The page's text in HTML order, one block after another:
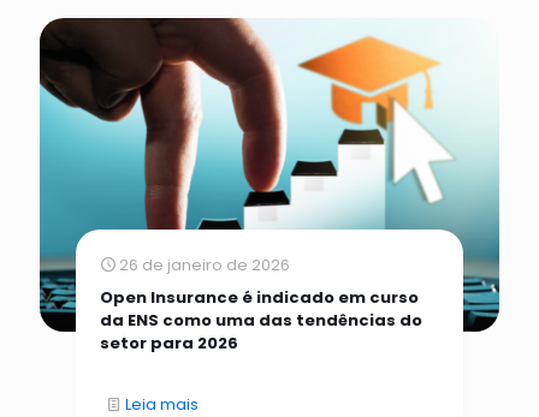
26 de janeiro de 2026
Open Insurance é indicado em curso
da ENS como uma das tendências do
setor para 2026
Leia mais